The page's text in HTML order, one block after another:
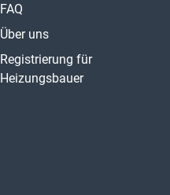
FAQ
Über uns
Registrierung für
Heizungsbauer